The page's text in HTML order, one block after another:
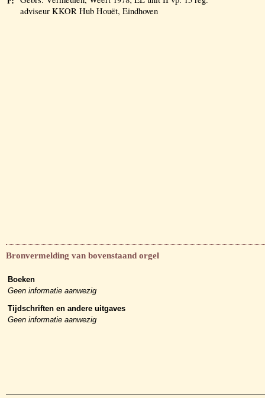
adviseur KKOR Hub Houët, Eindhoven
Bronvermelding van bovenstaand orgel
Boeken
Geen informatie aanwezig
Tijdschriften en andere uitgaves
Geen informatie aanwezig